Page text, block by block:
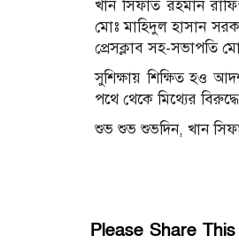
খান সিফাত রহমান
মোঃ মাহিদুল হাসান
প্রেসক্লাব সহ-সভাপতি
সুশিক্ষায় শিক্ষিত হও
পথে থেকে মিথ্যের
শুভ শুভ শুভদিন, খান
Please Share